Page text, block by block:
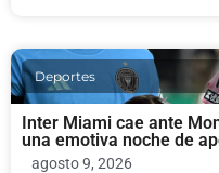
Deportes
Inter Miami cae ante
una emotiva noche de
agosto 9, 2026